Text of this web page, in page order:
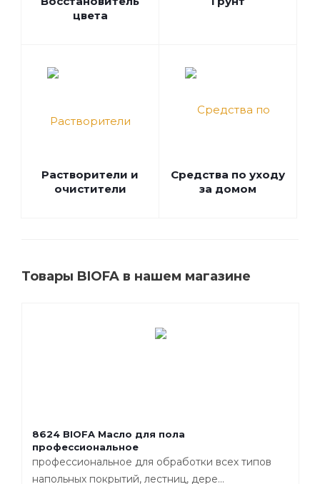
цвета
Растворители и
очистители
Средства по уходу
за домом
Товары BIOFA в нашем магазине
8624 BIOFA Масло для пола
профессиональное
профессиональное для обработки всех типов
напольных покрытий, лестниц, дере...